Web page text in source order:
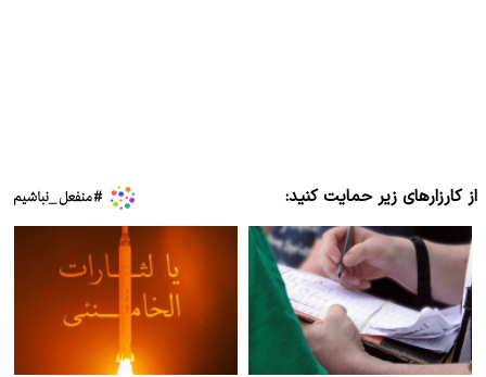
از کارزارهای زیر حمایت کنید: